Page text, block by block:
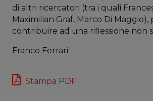
di altri ricercatori (tra i quali
Maximilian Graf, Marco Di Maggio),
contribuire ad una riflessione non
Franco Ferrari
Stampa PDF